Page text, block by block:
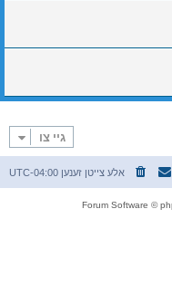
גיי צו
אלע צייטן זענען UTC-04:00